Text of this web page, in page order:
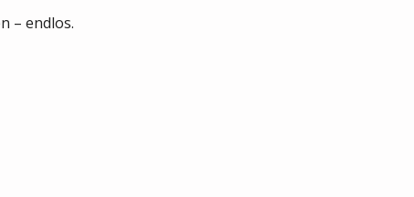
– endlos.